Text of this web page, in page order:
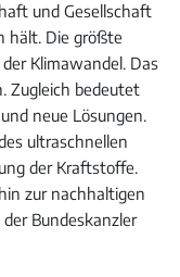
und Gesellschaft
hält. Die größte
Klimawandel. Das
Zugleich bedeutet
neue Lösungen.
ultraschnellen
der Kraftstoffe.
zur nachhaltigen
Bundeskanzler